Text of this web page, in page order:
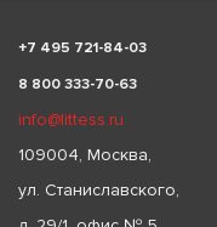
+7 495 721-84-03
8 800 333-70-63
info@littess.ru
109004, Москва,
ул. Станиславского,